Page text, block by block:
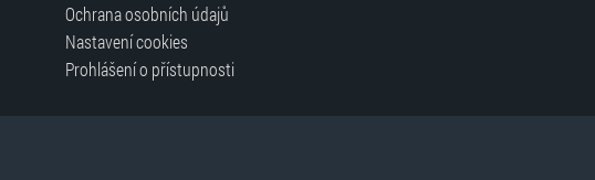
Ochrana osobních údajů
Nastavení cookies
Prohlášení o přístupnosti